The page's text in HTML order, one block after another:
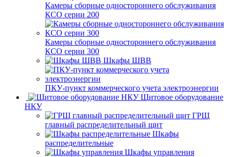
Камеры сборные одностороннего обслуживания
КСО серии 200
Камеры сборные одностороннего обслуживания
КСО серии 300
Шкафы ШВВ
ПКУ-пункт коммерческого учета электроэнергии
Щитовое оборудование
НКУ
ГРЩ
главный распределительный щит
Шкафы
распределительные
Шкафы управления